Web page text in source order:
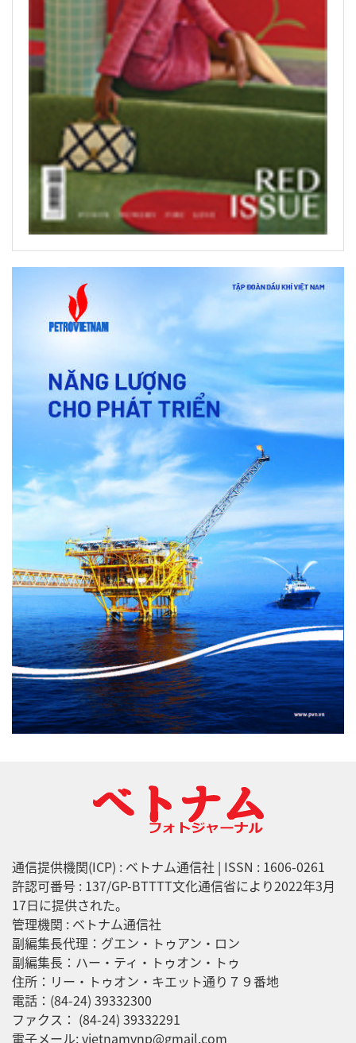
通信提供機関(ICP) : ベトナム通信社 | ISSN : 1606-0261
許認可番号 : 137/GP-BTTTT文化通信省により2022年3月
17日に提供された。
管理機関 : ベトナム通信社
副編集長代理：グエン・トゥアン・ロン
副編集長：ハー・ティ・トゥオン・トゥ
住所：リー・トゥオン・キエット通り７９番地
電話：(84-24) 39332300
ファクス： (84-24) 39332291
電子メール: vietnamvnp@gmail.com